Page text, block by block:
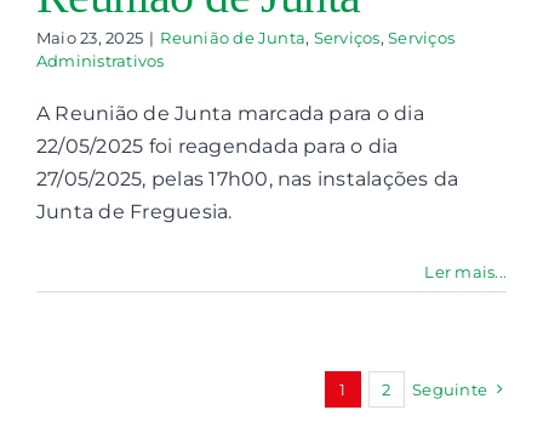
Maio 23, 2025 | Reunião de Junta, Serviços,Serviços
Administrativos
A Reunião de Junta marcada para o dia
22/05/2025 foi reagendada para o dia
27/05/2025, pelas 17h00, nas instalações da
Junta de Freguesia.
Ler mais...
1 2 Seguinte